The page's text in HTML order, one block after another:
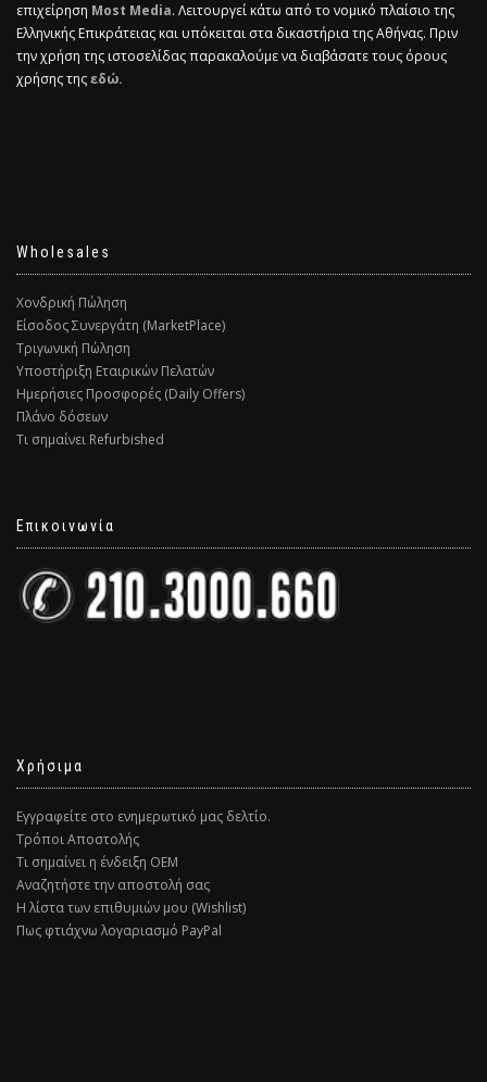
επιχείρηση Most Media. Λειτουργεί κάτω από το νομικό πλαίσιο της
Ελληνικής Επικράτειας και υπόκειται στα δικαστήρια της Αθήνας. Πριν
την χρήση της ιστοσελίδας παρακαλούμε να διαβάσατε τους όρους
χρήσης τηςεδώ.
Wholesales
Χονδρική Πώληση
Είσοδος Συνεργάτη (MarketPlace)
Τριγωνική Πώληση
Υποστήριξη Εταιρικών Πελατών
Ημερήσιες Προσφορές (Daily Offers)
Πλάνο δόσεων
Τι σημαίνει Refurbished
Επικοινωνία
Χρήσιμα
Εγγραφείτε στο ενημερωτικό μας δελτίο.
Τρόποι Αποστολής
Τι σημαίνει η ένδειξη ΟΕΜ
Αναζητήστε την αποστολή σας
Η λίστα των επιθυμιών μου (Wishlist)
Πως φτιάχνω λογαριασμό PayPal